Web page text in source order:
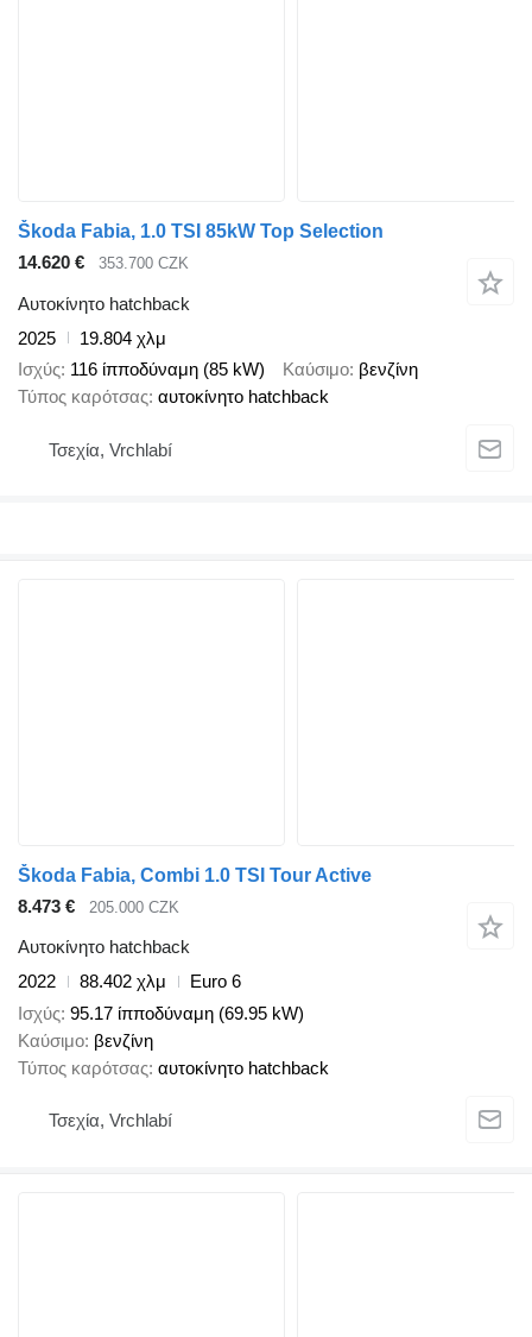
Škoda Fabia, 1.0 TSI 85kW Top Selection
14.620 €
353.700 CZK
Αυτοκίνητο hatchback
2025
19.804 χλμ
Ισχύς 116 ίπποδύναμη (85 kW) Καύσιμο βενζίνη
Τύπος καρότσας αυτοκίνητο hatchback
Τσεχία, Vrchlabí
Škoda Fabia, Combi 1.0 TSI Tour Active
8.473 €
205.000 CZK
Αυτοκίνητο hatchback
2022
88.402 χλμ
Euro 6
Ισχύς 95.17 ίπποδύναμη (69.95 kW)
Καύσιμο βενζίνη
Τύπος καρότσας αυτοκίνητο hatchback
Τσεχία, Vrchlabí